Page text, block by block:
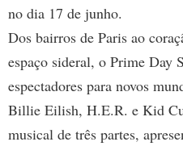
no dia 17 de junho.
Dos bairros de Paris ao
espaço sideral, o Prime Day
espectadores para novos
Billie Eilish, H.E.R. e Kid
musical de três partes,